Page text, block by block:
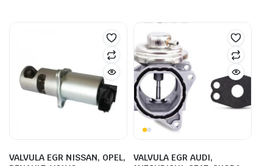
VALVULA EGR NISSAN, OPEL,
VALVULA EGR AUDI,